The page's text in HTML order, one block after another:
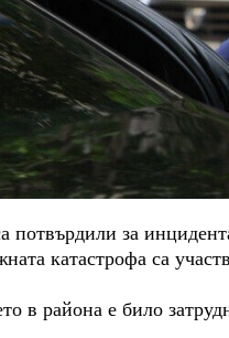
за
катастрофа са
в района е било